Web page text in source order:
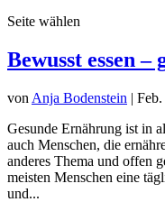
Seite wählen
Bewusst essen
von Anja Bodenstein |
Gesunde Ernährung ist in
auch Menschen, die
anderes Thema und offen
meisten Menschen eine
und...